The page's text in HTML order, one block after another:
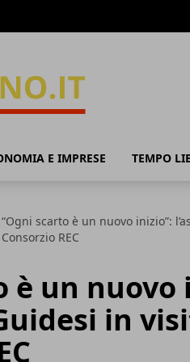
E IMPRESE TEMPO
“Ogni scarto è un nuovo inizio”:
Consorzio REC
è un nuovo
in